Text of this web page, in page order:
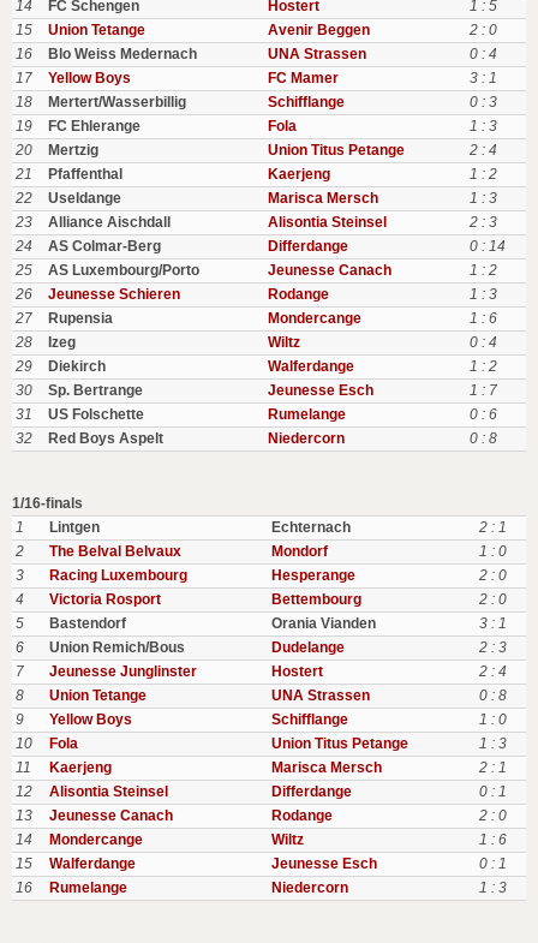
14
FC Schengen Hostert
1 : 5
15
Union Tetange Avenir Beggen
2 : 0
16
Blo Weiss Medernach UNA Strassen
0 : 4
17
Yellow Boys FC Mamer
3 : 1
18
Mertert/Wasserbillig Schifflange
0 : 3
19
FC Ehlerange Fola
1 : 3
20
Mertzig Union Titus Petange
2 : 4
21
Pfaffenthal Kaerjeng
1 : 2
22
Useldange Marisca Mersch
1 : 3
23
Alliance Aischdall Alisontia Steinsel
2 : 3
24
AS Colmar-Berg Differdange
0 : 14
25
AS Luxembourg/Porto Jeunesse Canach
1 : 2
26
Jeunesse Schieren Rodange
1 : 3
27
Rupensia Mondercange
1 : 6
28
Izeg Wiltz
0 : 4
29
Diekirch Walferdange
1 : 2
30
Sp. Bertrange Jeunesse Esch
1 : 7
31
US Folschette Rumelange
0 : 6
32
Red Boys Aspelt Niedercorn 0 : 8
1/16-finals
1
Lintgen Echternach
2 : 1
2
The Belval Belvaux Mondorf
1 : 0
3
Racing Luxembourg Hesperange
2 : 0
4
Victoria Rosport Bettembourg
2 : 0
5
Bastendorf Orania Vianden
3 : 1
6
Union Remich/Bous Dudelange
2 : 3
7
Jeunesse Junglinster Hostert
2 : 4
8
Union Tetange UNA Strassen
0 : 8
9
Yellow Boys Schifflange
1 : 0
10
Fola Union Titus Petange
1 : 3
11
Kaerjeng Marisca Mersch
2 : 1
12
Alisontia Steinsel Differdange
0 : 1
13
Jeunesse Canach Rodange
2 : 0
14
Mondercange Wiltz
1 : 6
15
Walferdange Jeunesse Esch
0 : 1
16
Rumelange Niedercorn 1 : 3